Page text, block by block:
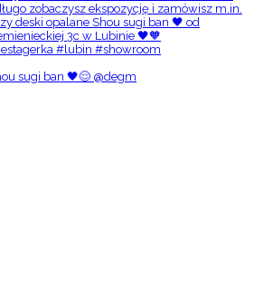
sugi ban 🖤😌 @degm